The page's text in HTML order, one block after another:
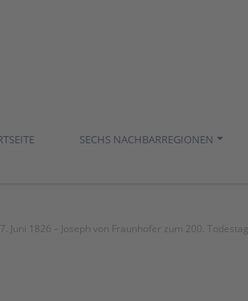
SECHS NACHBARREGIONEN
7. Juni 1826 – Joseph von Fraunhofer zum 200. Todestag